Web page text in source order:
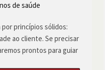
de saúde
princípios sólidos:
ao cliente. Se precisar
prontos para guiar